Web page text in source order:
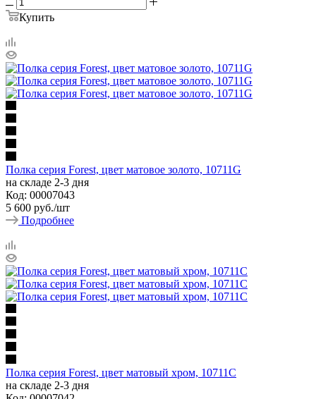
Купить
Полка серия Forest, цвет матовое золото, 10711G
на складе 2-3 дня
Код: 00007043
5 600 руб./шт
Подробнее
Полка серия Forest, цвет матовый хром, 10711C
на складе 2-3 дня